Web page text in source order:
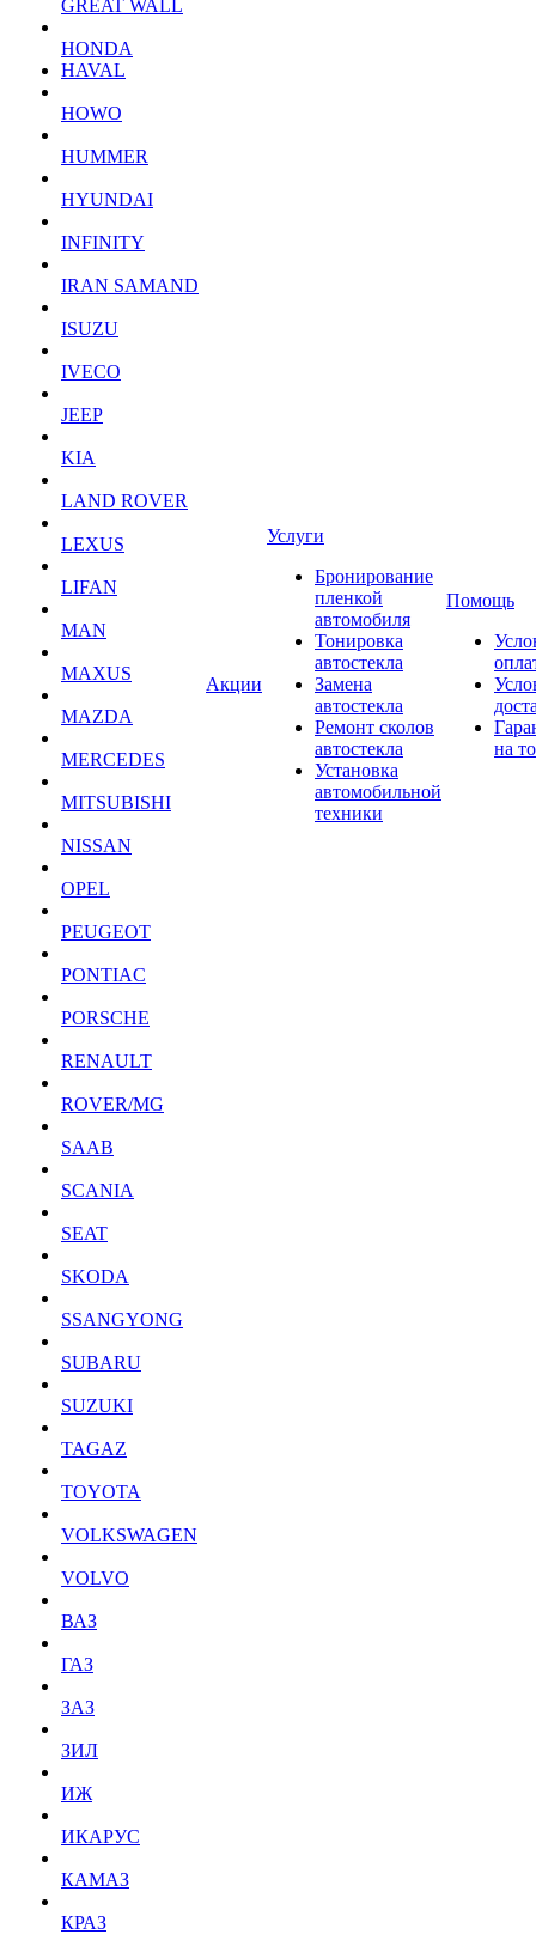
GREAT WALL
HONDA
HAVAL
HOWO
HUMMER
HYUNDAI
INFINITY
IRAN SAMAND
ISUZU
IVECO
JEEP
KIA
LAND ROVER
LEXUS
LIFAN
MAN
MAXUS
MAZDA
MERCEDES
MITSUBISHI
NISSAN
OPEL
PEUGEOT
PONTIAC
PORSCHE
RENAULT
ROVER/MG
SAAB
SCANIA
SEAT
SKODA
SSANGYONG
SUBARU
SUZUKI
TAGAZ
TOYOTA
VOLKSWAGEN
VOLVO
ВАЗ
ГАЗ
ЗАЗ
ЗИЛ
ИЖ
ИКАРУС
КАМАЗ
КРАЗ
Акции
Услуги
Бронирование
пленкой
автомобиля
Тонировка
автостекла
Замена
автостекла
Ремонт сколов
автостекла
Установка
автомобильной
техники
Помощь
на